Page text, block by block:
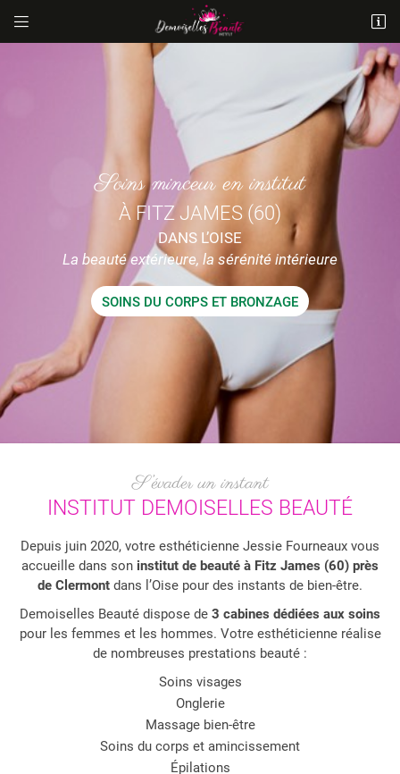
 
14 Rue Antoine-Laurent Lavoisier
Adresse email de réception
En cochant cette case, vous consentez à recevoir nos propositions
commerciales à l'adresse email indiqué ci-dessus. Vous pouvez vous
désinscrire à tout moment en utilisant
le formulaire de désinscription
INSCRIPTION
Soins minceur en institut
À FITZ JAMES (60)
DANS L’OISE
La beauté extérieure, la sérénité intérieure
SOINS DU CORPS ET BRONZAGE
S’évader un instant
INSTITUT DEMOISELLES BEAUTÉ
Depuis juin 2020, votre esthéticienne Jessie Fourneaux vous
accueille dans son institut de beauté à Fitz James (60) près
de Clermont dans l’Oise pour des instants de bien-être.
Demoiselles Beauté dispose de 3 cabines dédiées aux soins
pour les femmes et les hommes. Votre esthéticienne réalise
de nombreuses prestations beauté :
Soins visages
Onglerie
Massage bien-être
Soins du corps et amincissement
Épilations